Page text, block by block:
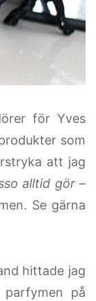
för Yves
som
att jag
alltid gör–
Se gärna
hittade jag
parfymen på